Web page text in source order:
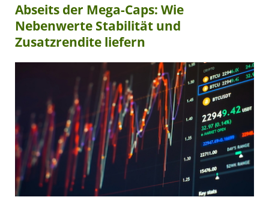
Abseits der Mega-Caps: Wie
Nebenwerte Stabilität und
Zusatzrendite liefern